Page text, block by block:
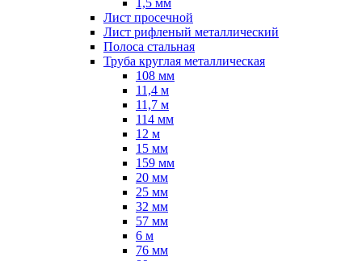
1,5 мм
Лист просечной
Лист рифленый металлический
Полоса стальная
Труба круглая металлическая
108 мм
11,4 м
11,7 м
114 мм
12 м
15 мм
159 мм
20 мм
25 мм
32 мм
57 мм
6 м
76 мм